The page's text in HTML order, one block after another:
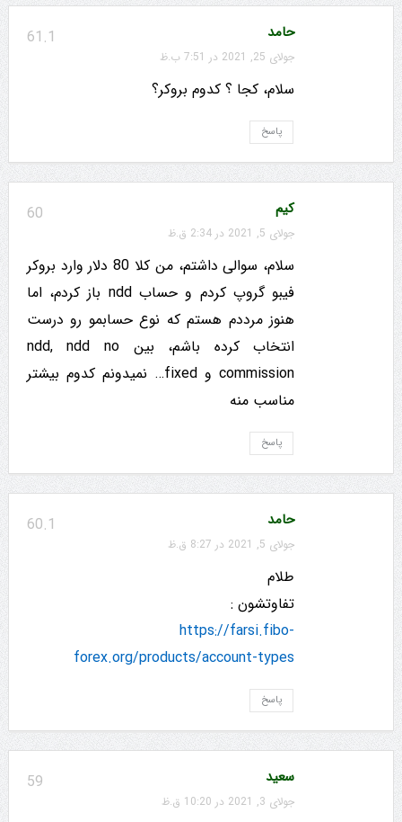
61.1 حامد
جولای 25, 2021 در 7:51 ب.ظ
سلام، کجا ؟ کدوم بروکر؟
پاسخ
60 کیم
جولای 5, 2021 در 2:34 ق.ظ
سلام، سوالی داشتم، من کلا 80 دلار وارد بروکر
فیبو گروپ کردم و حساب ndd باز کردم، اما
هنوز مرددم هستم که نوع حسابمو رو درست
انتخاب کرده باشم، بین ndd, ndd no
commission و fixed… نمیدونم کدوم بیشتر
مناسب منه
پاسخ
60.1 حامد
جولای 5, 2021 در 8:27 ق.ظ
طلام
تفاوتشون :
https://farsi.fibo-
forex.org/products/account-types
پاسخ
59 سعید
جولای 3, 2021 در 10:20 ق.ظ